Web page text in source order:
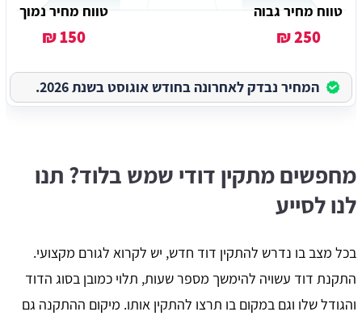
טווח מחיר גבוה
250 ₪
טווח מחיר נמוך
150 ₪
המחיר נבדק לאחרונה בחודש אוגוסט בשנת 2026.
מחפשים מתקין דודי שמש בלוד? תנו
לנו לסייע
בכל מצב בו נדרש להתקין דוד חדש, יש לקרוא לגורם מקצועי.
התקנת דוד עשויה להימשך מספר שעות, תלוי כמובן בסוג הדוד
והגודל שלו וגם במקום בו תרצו להתקין אותו. מיקום ההתקנה גם